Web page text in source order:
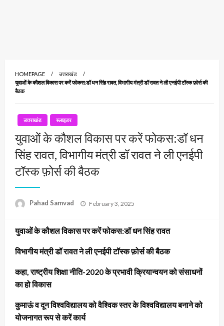
HOMEPAGE
उत्तराखंड
युवाओं के कौशल विकास पर करें फोकस:डॉ धन सिंह रावत, विभागीय मंत्री डॉ रावत ने ली एनईपी टॉस्क फ़ोर्स की
बैठक
उत्तराखंड स्लाइडर
युवाओं के कौशल विकास पर करें फोकस:डॉ धन
सिंह रावत, विभागीय मंत्री डॉ रावत ने ली एनईपी
टॉस्क फ़ोर्स की बैठक
Pahad Samvad
Posted
February 3, 2025
युवाओं के कौशल विकास पर करें फोकस:डॉ धन सिंह रावत
विभागीय मंत्री डॉ रावत ने ली एनईपी टॉस्क फ़ोर्स की बैठक
कहा, राष्ट्रीय शिक्षा नीति-2020 के प्रभावी क्रियान्वयन को संसाधनों
का हो विकास
कुमाऊं व दून विश्वविद्यालय को वैश्विक स्तर के विश्वविद्यालय बनाने को
योजनागत रूप से करें कार्य